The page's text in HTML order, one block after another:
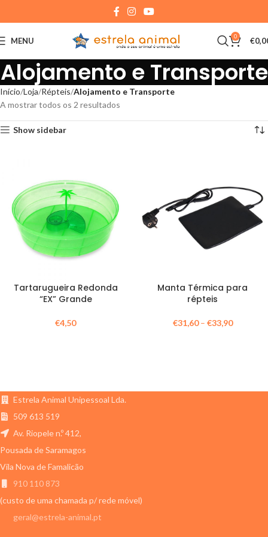
MENU 0 €
Alojamento e Transporte
Início Loja Répteis Alojamento e Transporte
A mostrar todos os 2 resultados
Show sidebar
Tartarugueira Redonda
“EX” Grande
€4,50
Manta Térmica para
répteis
€31,60– €33,90
Estrela Animal Unipessoal Lda.
509 613 519
Av. Riopele n.º 412,
Pousada de Saramagos
Vila Nova de Famalicão
910 110 873
(custo de uma chamada p/ rede móvel)
geral@estrela-animal.pt